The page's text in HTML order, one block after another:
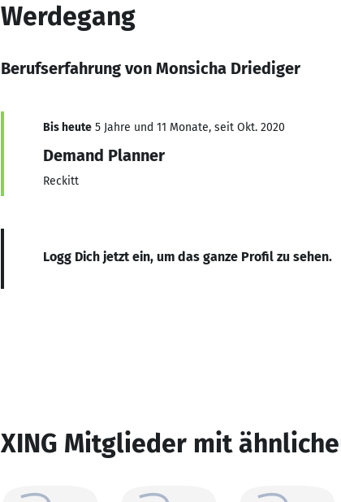
Werdegang
Berufserfahrung von Monsicha Driediger
Bis heute 5 Jahre und 11 Monate, seit Okt. 2020
Demand Planner
Reckitt
Logg Dich jetzt ein, um das ganze Profil zu sehen.
XING Mitglieder mit